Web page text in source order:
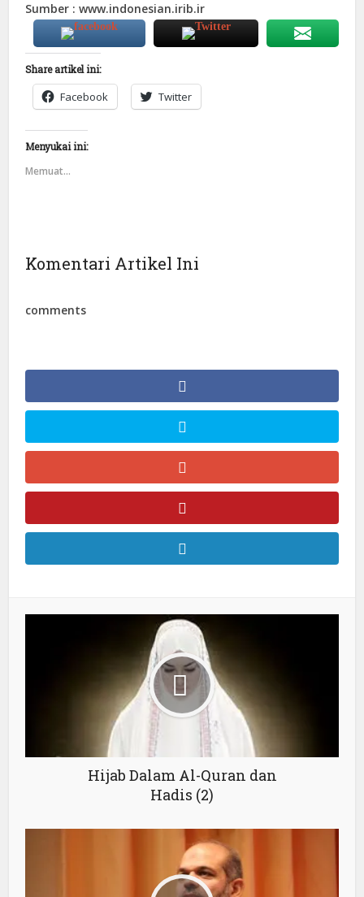
Sumber : www.indonesian.irib.ir
Share artikel ini:
Facebook Twitter
Menyukai ini:
Memuat...
Komentari Artikel Ini
comments
Hijab Dalam Al-Quran dan
Hadis (2)